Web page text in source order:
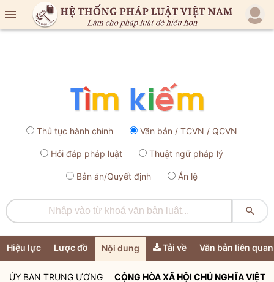

Thủ tục hành chính Văn bản / TCVN / QCVN
Hỏi đáp pháp luật Thuật ngữ pháp lý
Bản án/Quyết định Án lệ

Hiệu lực Lược đồ Nội dung Tải về Văn bản liên quan
ỦY BAN TRUNG ƯƠNG
CỘNG HÒA XÃ HỘI CHỦ NGHĨA VIỆT